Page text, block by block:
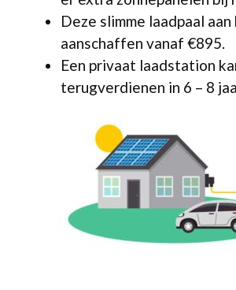
Deze slimme laadpaal aan
aanschaffen vanaf €895.
Een privaat laadstation
terugverdienen in 6 – 8